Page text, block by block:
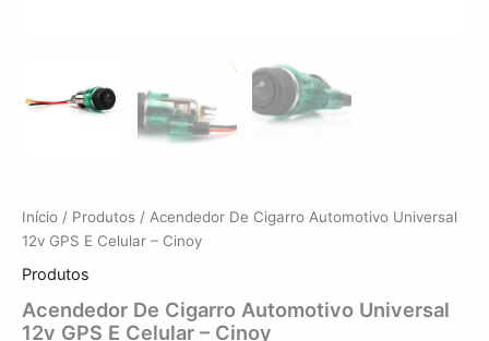
Início / Produtos / Acendedor De Cigarro Automotivo Universal
12v GPS E Celular – Cinoy
Produtos
Acendedor De Cigarro Automotivo Universal
12v GPS E Celular – Cinoy